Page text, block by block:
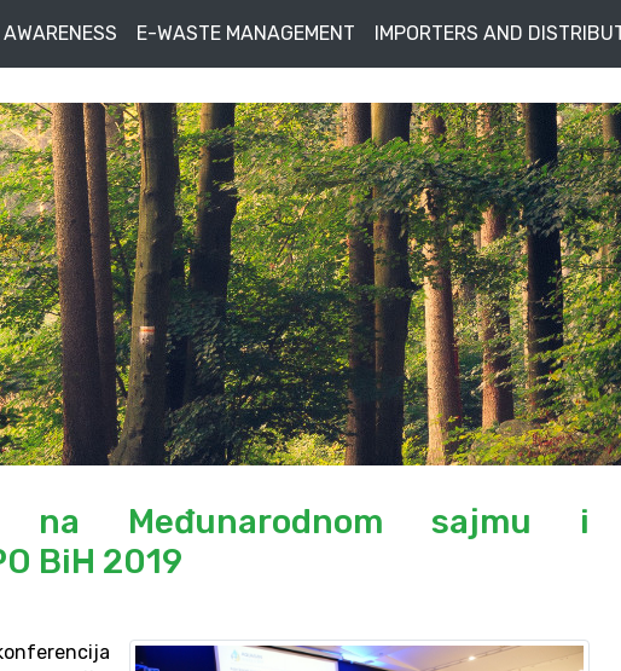
E-WASTE MANAGEMENT IMPORTERS AND
na Međunarodnom sajmu i
BiH 2019